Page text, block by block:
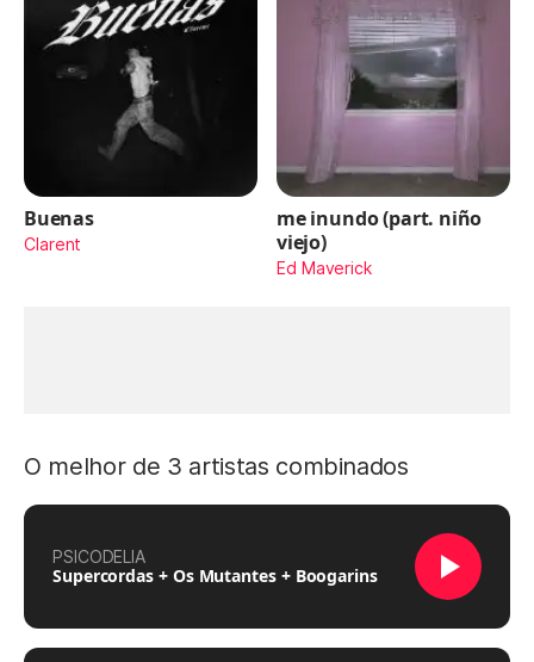
Buenas
Clarent
me inundo (part. niño
viejo)
Ed Maverick
O melhor de 3 artistas combinados
PSICODELIA
Supercordas + Os Mutantes + Boogarins